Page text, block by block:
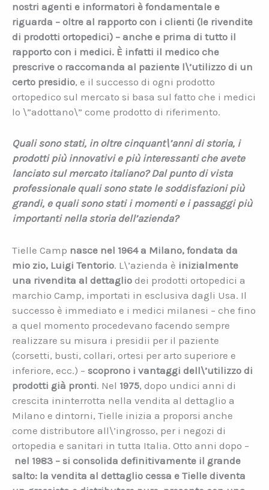
nostri agenti e informatori è fondamentale e
riguarda – oltre al rapporto con i clienti (le rivendite
di prodotti ortopedici) – anche e prima di tutto il
rapporto con i medici. È infatti il medico che
prescrive o raccomanda al paziente l\’utilizzo di un
certo presidio, e il successo di ogni prodotto
ortopedico sul mercato si basa sul fatto che i medici
lo \”adottano\” come prodotto di riferimento.
Quali sono stati, in oltre cinquant\’anni di storia, i
prodotti più innovativi e più interessanti che avete
lanciato sul mercato italiano? Dal punto di vista
professionale quali sono state le soddisfazioni più
grandi, e quali sono stati i momenti e i passaggi più
importanti nella storia dell’azienda?
Tielle Camp nasce nel 1964 a Milano, fondata da
mio zio, Luigi Tentorio. L\’azienda è inizialmente
una rivendita al dettaglio dei prodotti ortopedici a
marchio Camp, importati in esclusiva dagli Usa. Il
successo è immediato e i medici milanesi – che fino
a quel momento procedevano facendo sempre
realizzare su misura i presidii per il paziente
(corsetti, busti, collari, ortesi per arto superiore e
inferiore, ecc.) – scoprono i vantaggi dell\’utilizzo di
prodotti già pronti. Nel 1975, dopo undici anni di
crescita ininterrotta nella vendita al dettaglio a
Milano e dintorni, Tielle inizia a proporsi anche
come distributore all\’ingrosso, per i negozi di
ortopedia e sanitari in tutta Italia. Otto anni dopo –
nel 1983 – si consolida definitivamente il grande
salto: la vendita al dettaglio cessa e Tielle diventa